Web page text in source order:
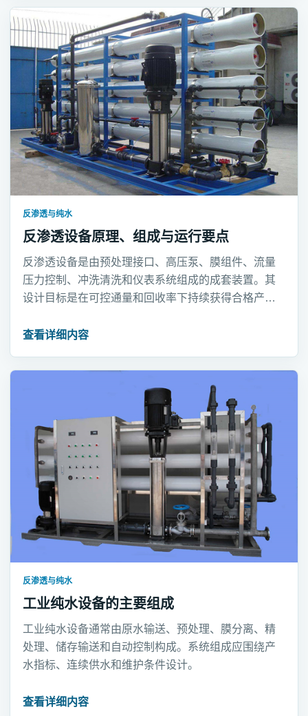
反渗透与纯水
反渗透设备原理、组成与运行要点
反渗透设备是由预处理接口、高压泵、膜组件、流量
压力控制、冲洗清洗和仪表系统组成的成套装置。其
设计目标是在可控通量和回收率下持续获得合格产
查看详细内容
反渗透与纯水
工业纯水设备的主要组成
工业纯水设备通常由原水输送、预处理、膜分离、精
处理、储存输送和自动控制构成。系统组成应围绕产
水指标、连续供水和维护条件设计。
查看详细内容